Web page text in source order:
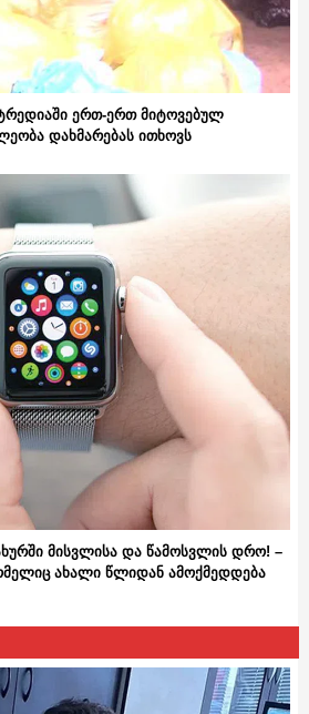
ერთ-ერთ მიტოვებულ
დახმარებას ითხოვს
მისვლისა და წამოსვლის დრო! –
ახალი წლიდან ამოქმედდება